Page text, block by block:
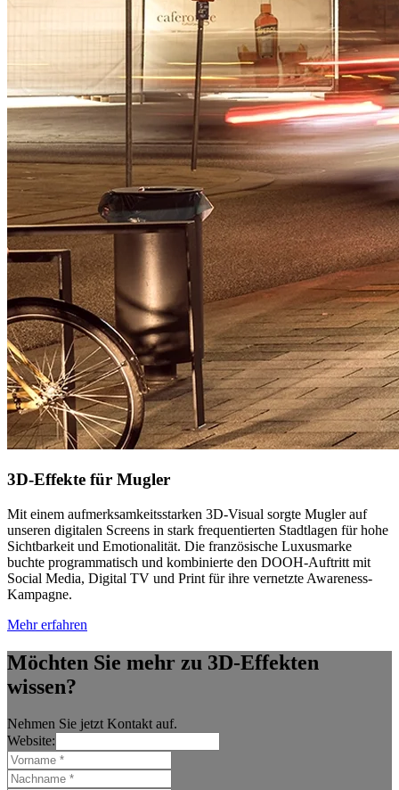
3D-Effekte für Mugler
Mit einem aufmerksamkeitsstarken 3D-Visual sorgte Mugler auf
unseren digitalen Screens in stark frequentierten Stadtlagen für hohe
Sichtbarkeit und Emotionalität. Die französische Luxusmarke
buchte programmatisch und kombinierte den DOOH-Auftritt mit
Social Media, Digital TV und Print für ihre vernetzte Awareness-
Kampagne.
Mehr erfahren
Möchten Sie mehr zu 3D-Effekten
wissen?
Nehmen Sie jetzt Kontakt auf.
Website: